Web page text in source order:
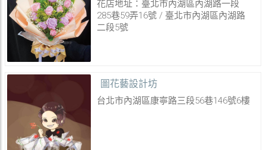
花店地址：臺北市內湖區內湖路一段
285巷59弄16號 / 臺北市內湖區內湖路
二段5號
圖花藝設計坊
台北市內湖區康寧路三段56巷146號6樓